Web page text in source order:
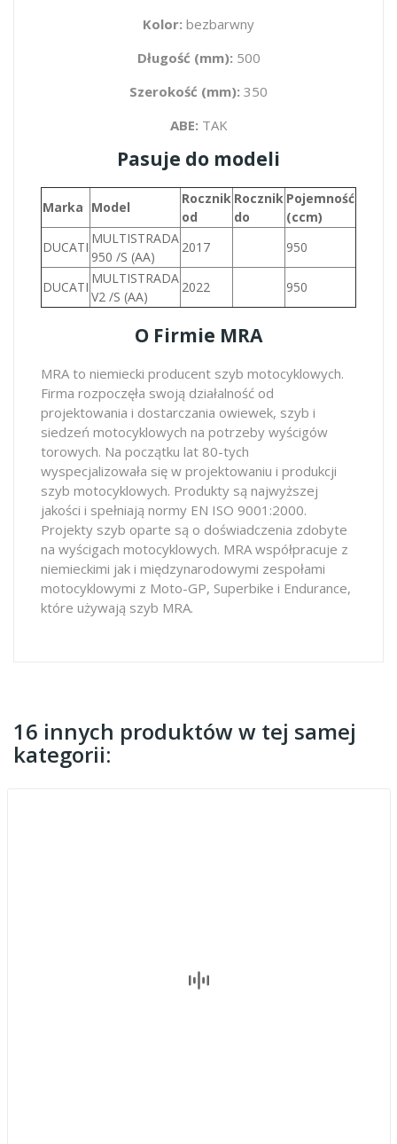
Kolor: bezbarwny
Długość (mm): 500
Szerokość (mm): 350
ABE: TAK
Pasuje do modeli
Marka Model
Rocznik
od
Rocznik
do
Pojemność
(ccm)
DUCATI
MULTISTRADA
950 /S (AA)
2017 950
DUCATI
MULTISTRADA
V2 /S (AA)
2022 950
O Firmie MRA
MRA to niemiecki producent szyb motocyklowych.
Firma rozpoczęła swoją działalność od
projektowania i dostarczania owiewek, szyb i
siedzeń motocyklowych na potrzeby wyścigów
torowych. Na początku lat 80-tych
wyspecjalizowała się w projektowaniu i produkcji
szyb motocyklowych. Produkty są najwyższej
jakości i spełniają normy EN ISO 9001:2000.
Projekty szyb oparte są o doświadczenia zdobyte
na wyścigach motocyklowych. MRA współpracuje z
niemieckimi jak i międzynarodowymi zespołami
motocyklowymi z Moto-GP, Superbike i Endurance,
które używają szyb MRA.
16 innych produktów w tej samej
kategorii: